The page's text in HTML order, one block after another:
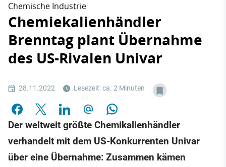
Chemische Industrie
Chemiekalienhändler
Brenntag plant Übernahme
des US-Rivalen Univar
28.11.2022 Lesezeit: ca. 2 Minuten
Der weltweit größte Chemikalienhändler
verhandelt mit dem US-Konkurrenten Univar
über eine Übernahme: Zusammen kämen